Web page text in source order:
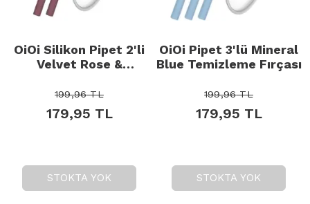
OiOi Silikon Pipet 2'li
Velvet Rose &
199,96TL
179,95 TL
STOKTA YOK
OiOi Pipet 3'lü Mineral
Blue Temizleme Fırçası
199,96TL
179,95 TL
STOKTA YOK